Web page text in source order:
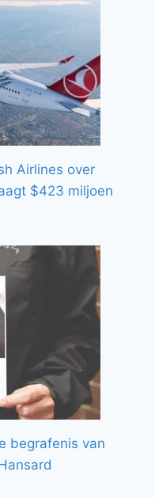
Airlines over
​​$423 miljoen
begrafenis van